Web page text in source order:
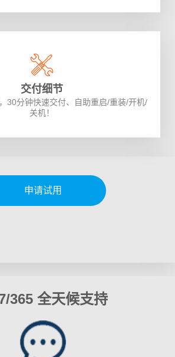
交付细节
30分钟快速交付、自助重启/重装/开机/
关机！
申请试用
365 全天候支持